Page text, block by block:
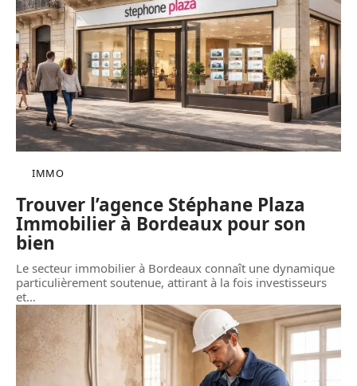
IMMO
Trouver l’agence Stéphane Plaza
Immobilier à Bordeaux pour son
bien
Le secteur immobilier à Bordeaux connaît une dynamique
particulièrement soutenue, attirant à la fois investisseurs
et…